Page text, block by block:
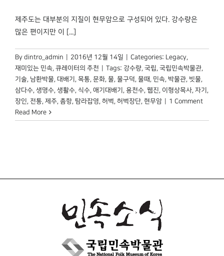
제주도는 대부분의 지질이 현무암으로 구성되어 있다. 강수량은
많은 편이지만 이 [...]
By dintro_admin 2016년 12월 14일 Categories: Legacy,
재미있는 민속, 큐레이터의 추천 Tags: 강수량, 국립, 국립민속박물관,
기술, 남환박물, 대배기 , 목통, 문화, 물, 물구덕, 물때 , 민속, 박물관, 빗물,
삼다수, 생명수, 생활수, 식수, 애기대배기 , 용천수, 웹진, 이형상목사, 자기 ,
장인, 전통, 제주, 촘항, 탐라잡영, 허벅, 허벅장단, 현무암
1 Comment
Read More